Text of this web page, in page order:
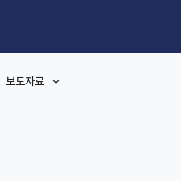
보도자료